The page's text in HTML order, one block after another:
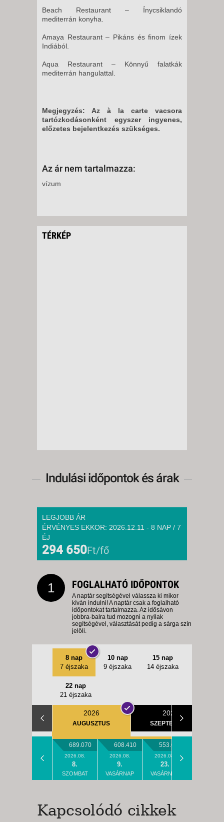
2026. SZEPTEMBER 01., KEDD
-
2026. SZEPTEMBER 01., KEDD
8 NAP / 7 ÉJSZAKA
10 NAP / 9 ÉJSZAKA
2026. SZEPTEMBER 02.,
2026. SZEPTEMBER 02.,
8 NAP / 7 ÉJSZAKA
SZERDA -
10 NAP / 9 ÉJSZAKA
PÉNTEK -
2026. SZEPTEMBER 04.,
2026. SZEPTEMBER 04.,
PÉNTEK -
10 NAP / 9 ÉJSZAKA
15 NAP / 14 ÉJSZAKA
2026. SZEPTEMBER 05.,
SZOMBAT -
10 NAP / 9 ÉJSZAKA
SZOMBAT -
22 NAP / 21 ÉJSZAKA
2026. SZEPTEMBER 05.,
SZOMBAT -
2026. SZEPTEMBER 05.,
15 NAP / 14 ÉJSZAKA
2026. SZEPTEMBER 06.,
VASÁRNAP -
15 NAP / 14 ÉJSZAKA
VASÁRNAP -
Beach Restaurant – Ínycsiklandó
mediterrán konyha.
Amaya Restaurant – Pikáns és finom ízek
Indiából.
Aqua Restaurant – Könnyű falatkák
mediterrán hangulattal.
Megjegyzés: Az à la carte vacsora
tartózkodásonként egyszer ingyenes,
előzetes bejelentkezés szükséges.
Az ár nem tartalmazza:
vízum
TÉRKÉP
Indulási időpontok és árak
LEGJOBB ÁR
ÉRVÉNYES EKKOR: 2026.12.11 - 8 NAP / 7
ÉJ
294 650Ft/fő
1 FOGLALHATÓ IDŐPONTOK
A naptár segítségével válassza ki mikor
kíván indulni! A naptár csak a foglalható
időpontokat tartalmazza. Az idősávon
jobbra-balra tud mozogni a nyilak
segítségével, választását pedig a sárga szín
jelöli.
8 nap
7 éjszaka
10 nap
9 éjszaka
15 nap
14 éjszaka
22 nap
21 éjszaka
2026
AUGUSZTUS
2026
SZEPTEMBER
689.070
2026.08.
8.
SZOMBAT
608.410
2026.08.
9.
VASÁRNAP
553.650
2026.08.
23.
VASÁRNAP
Kapcsolódó cikkek